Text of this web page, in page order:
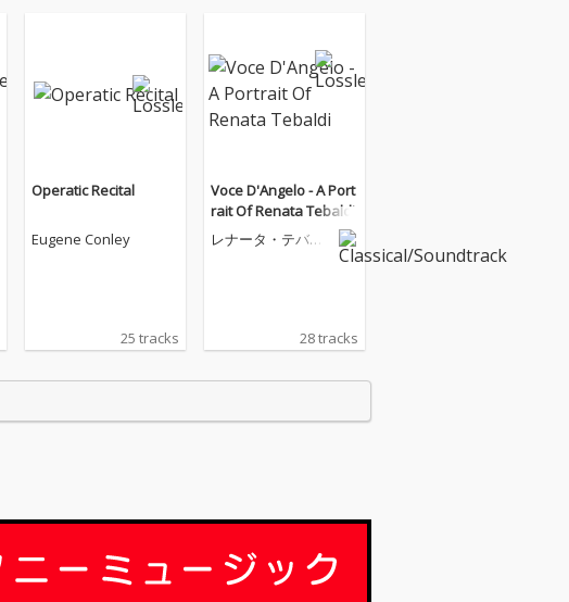
Operatic Recital
Eugene Conley
25 tracks
Voce D'Angelo - A Port
rait Of Renata Tebaldi
レナータ・テバル
28 tracks